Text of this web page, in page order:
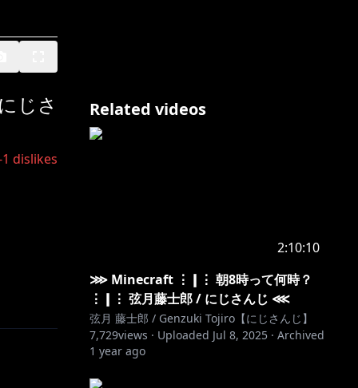
じさ
dislikes
Related videos
2:10:10
⋙ Minecraft ⋮❙⋮ 朝8時って何時？
⋮❙⋮ 弦月藤士郎 / にじさんじ ⋘
弦月 藤士郎 / Genzuki Tojiro【にじさんじ】
7,729views · Uploaded Jul 8, 2025 · Archived
1 year ago